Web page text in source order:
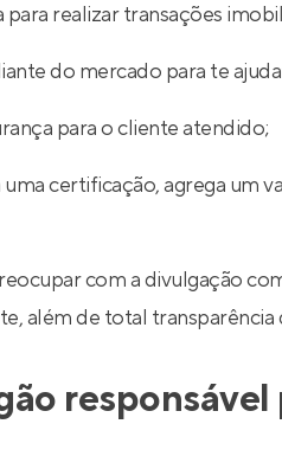
realizar transações
do mercado para te
para o cliente atendido;
uma certificação, agrega um
com a divulgação
além de total